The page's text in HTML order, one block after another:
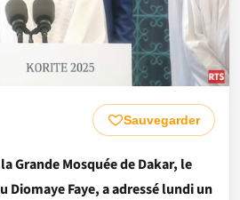
Sauvegarder
Grande Mosquée de Dakar, le
Diomaye Faye, a adressé lundi un